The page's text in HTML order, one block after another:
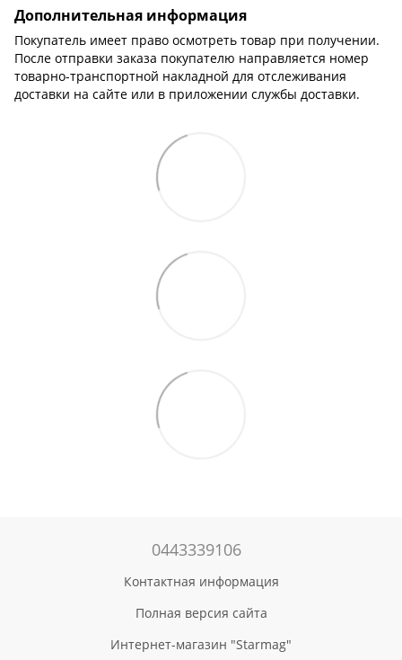
Дополнительная информация
Покупатель имеет право осмотреть товар при получении.
После отправки заказа покупателю направляется номер
товарно-транспортной накладной для отслеживания
доставки на сайте или в приложении службы доставки.
0443339106
Контактная информация
Полная версия сайта
Интернет-магазин "Starmag"